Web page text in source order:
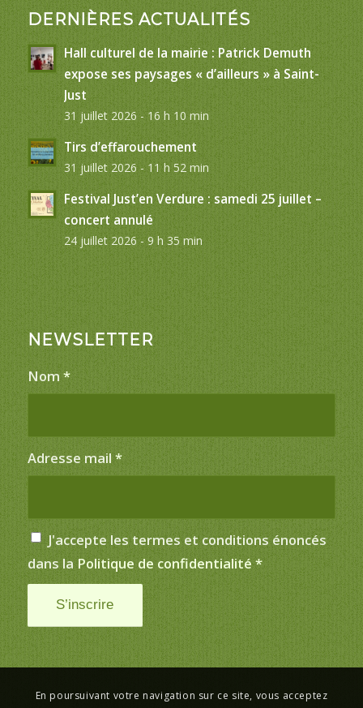
DERNIÈRES ACTUALITÉS
Hall culturel de la mairie : Patrick Demuth
expose ses paysages « d’ailleurs » à Saint-
Just
31 juillet 2026 - 16 h 10 min
Tirs d’effarouchement
31 juillet 2026 - 11 h 52 min
Festival Just’en Verdure : samedi 25 juillet –
concert annulé
24 juillet 2026 - 9 h 35 min
NEWSLETTER
Nom *
Adresse mail *
J'accepte les termes et conditions énoncés
dans la Politique de confidentialité *
En poursuivant votre navigation sur ce site, vous acceptez